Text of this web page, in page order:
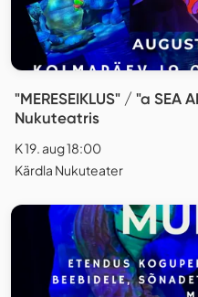
"MERESEIKLUS" / "a SEA
Nukuteatris
K 19. aug 18:00
Kärdla Nukuteater